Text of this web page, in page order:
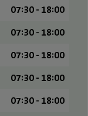
07:30 - 18:00
07:30 - 18:00
07:30 - 18:00
07:30 - 18:00
07:30 - 18:00